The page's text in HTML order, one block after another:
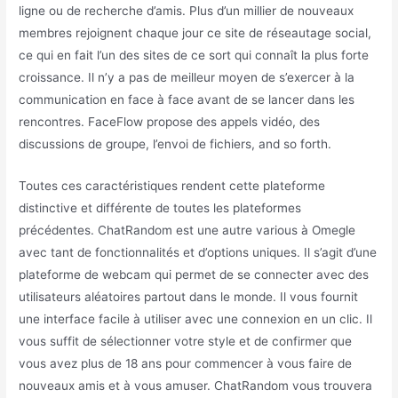
ligne ou de recherche d’amis. Plus d’un millier de nouveaux
membres rejoignent chaque jour ce site de réseautage social,
ce qui en fait l’un des sites de ce sort qui connaît la plus forte
croissance. Il n’y a pas de meilleur moyen de s’exercer à la
communication en face à face avant de se lancer dans les
rencontres. FaceFlow propose des appels vidéo, des
discussions de groupe, l’envoi de fichiers, and so forth.
Toutes ces caractéristiques rendent cette plateforme
distinctive et différente de toutes les plateformes
précédentes. ChatRandom est une autre various à Omegle
avec tant de fonctionnalités et d’options uniques. Il s’agit d’une
plateforme de webcam qui permet de se connecter avec des
utilisateurs aléatoires partout dans le monde. Il vous fournit
une interface facile à utiliser avec une connexion en un clic. Il
vous suffit de sélectionner votre style et de confirmer que
vous avez plus de 18 ans pour commencer à vous faire de
nouveaux amis et à vous amuser. ChatRandom vous trouvera